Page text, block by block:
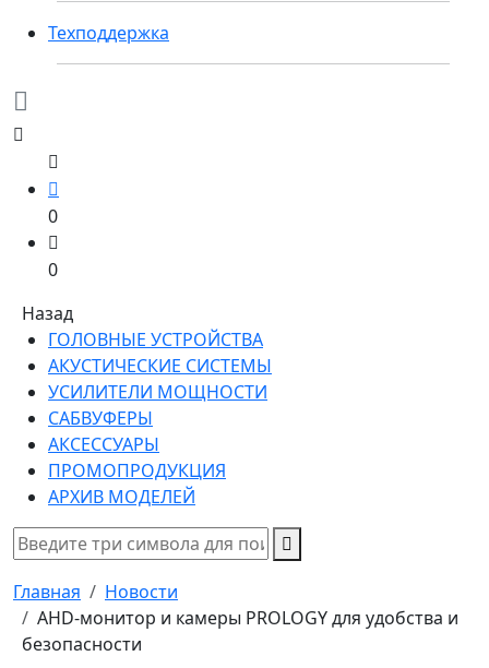
Техподдержка
0
0
Назад
ГОЛОВНЫЕ УСТРОЙСТВА
АКУСТИЧЕСКИЕ СИСТЕМЫ
УСИЛИТЕЛИ МОЩНОСТИ
САБВУФЕРЫ
АКСЕССУАРЫ
ПРОМОПРОДУКЦИЯ
АРХИВ МОДЕЛЕЙ
Главная
Новости
AHD-монитор и камеры PROLOGY для удобства и
безопасности